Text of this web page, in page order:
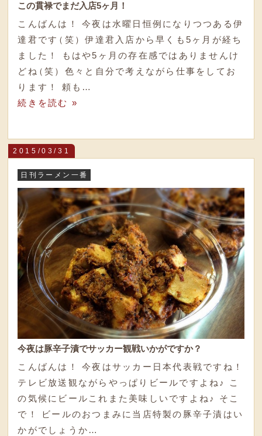
この貫禄でまだ入店5ヶ月！
こんばんは！ 今夜は水曜日恒例になりつつある伊
達君です（ 笑 ） 伊達君入店から早くも5ヶ月が経ち
ました！ もはや5ヶ月の存在感ではありませんけ
どね（ 笑 ） 色々と自分で考えながら仕事をしてお
ります！ 頼も…
続きを読む »
2015/03/31
日刊ラーメン一番
今夜は豚辛子漬でサッカー観戦いかがですか？
こんばんは！ 今夜はサッカー日本代表戦ですね！
テレビ放送観ながらやっぱりビールですよね♪ こ
の気候にビールこれまた美味しいですよね♪ そこ
で！ ビールのおつまみに当店特製の豚辛子漬はい
かがでしょうか…